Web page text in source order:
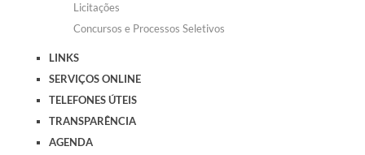
Licitações
Concursos e Processos Seletivos
LINKS
SERVIÇOS ONLINE
TELEFONES ÚTEIS
TRANSPARÊNCIA
AGENDA